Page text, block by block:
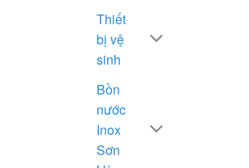
Thiết
bị vệ
sinh
Bồn
nước
Inox
Sơn